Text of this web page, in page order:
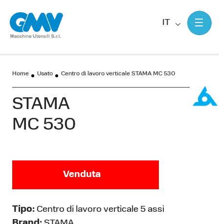
IT
Home Usato Centro di lavoro verticale STAMA MC 530
STAMA
MC 530
Venduta
Tipo: Centro di lavoro verticale 5 assi